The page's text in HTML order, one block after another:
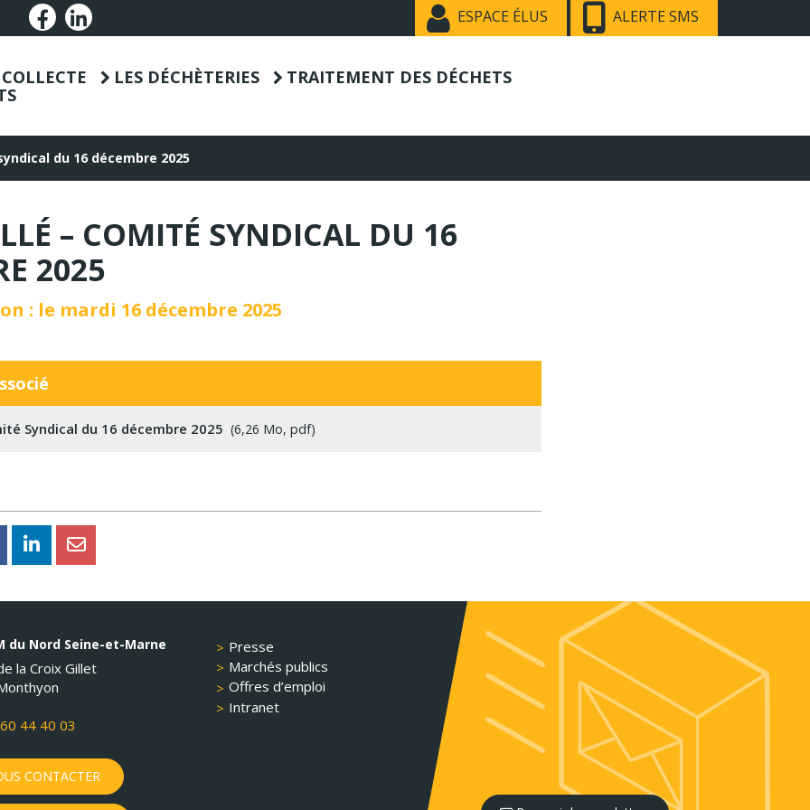
Lien vers le compte Facebook
Lien vers le compte Linkedin
ESPACE ÉLUS ALERTE SMS
LES DÉCHÈTERIES
TRAITEMENT DES DÉCHETS
du 16 décembre 2025
– COMITÉ SYNDICAL DU 16
2025
: le mardi 16 décembre 2025
Syndical du 16 décembre 2025 6,26 Mo, pdf
du Nord Seine-et-Marne
la Croix Gillet
44 40 03
CONTACTER
Presse
Marchés publics
Offres d’emploi
Intranet